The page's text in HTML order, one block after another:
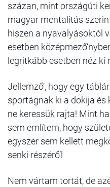
százan, mint országúti
magyar mentalitás
hiszen a nyavalyásoktól
esetben
legritkább esetben néz ki
Jellemző‘, hogy egy
sportágnak ki a dokija és
ne keressük rajta! Mint
sem említem, hogy
egyszer sem kellett
senki részérő‘l
Nem vártam tortát, de